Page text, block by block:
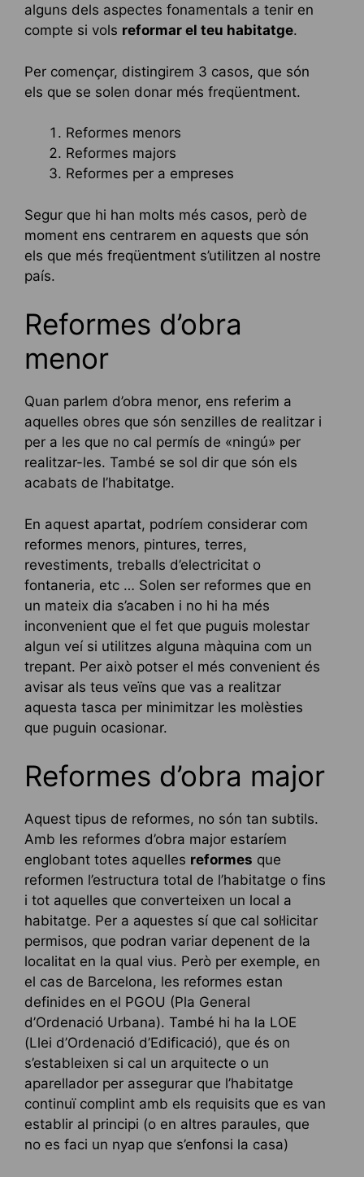
alguns dels aspectes fonamentals a tenir en
compte si vols reformar el teu habitatge.
Per començar, distingirem 3 casos, que són
els que se solen donar més freqüentment.
Reformes menors
Reformes majors
Reformes per a empreses
Segur que hi han molts més casos, però de
moment ens centrarem en aquests que són
els que més freqüentment s’utilitzen al nostre
país.
Reformes d’obra
menor
Quan parlem d’obra menor, ens referim a
aquelles obres que són senzilles de realitzar i
per a les que no cal permís de «ningú» per
realitzar-les. També se sol dir que són els
acabats de l’habitatge.
En aquest apartat, podríem considerar com
reformes menors, pintures, terres,
revestiments, treballs d’electricitat o
fontaneria, etc … Solen ser reformes que en
un mateix dia s’acaben i no hi ha més
inconvenient que el fet que puguis molestar
algun veí si utilitzes alguna màquina com un
trepant. Per això potser el més convenient és
avisar als teus veïns que vas a realitzar
aquesta tasca per minimitzar les molèsties
que puguin ocasionar.
Reformes d’obra major
Aquest tipus de reformes, no són tan subtils.
Amb les reformes d’obra major estaríem
englobant totes aquelles reformes que
reformen l’estructura total de l’habitatge o fins
i tot aquelles que converteixen un local a
habitatge. Per a aquestes sí que cal sol·licitar
permisos, que podran variar depenent de la
localitat en la qual vius. Però per exemple, en
el cas de Barcelona, ​​les reformes estan
definides en el PGOU (Pla General
d’Ordenació Urbana). També hi ha la LOE
(Llei d’Ordenació d’Edificació), que és on
s’estableixen si cal un arquitecte o un
aparellador per assegurar que l’habitatge
continuï complint amb els requisits que es van
establir al principi (o en altres paraules, que
no es faci un nyap que s’enfonsi la casa)